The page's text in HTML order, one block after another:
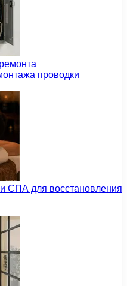
проводки
СПА для восстановления